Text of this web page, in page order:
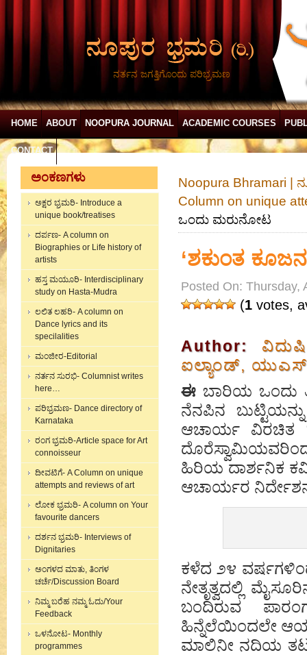
ನರ್ತನ ಜಗತ್ತಿಗೊಂದು ಪರಿಭ್ರಮಣ
HOME ABOUT NOOPURA JOURNAL ACADEMIC COURSES
CONTACT
ಅಂಕಣಗಳು
ಅಕ್ಷರ ಭ್ರಮರಿ- Introduce a
unique book/treatises
ದರ್ಪಣ- A column on
Biographies or Life history of
artists
ಹಸ್ತ ಮಯೂರಿ- Interdisciplinary
study on Hasta-Mudra
ಲಲಿತ ಲಹರಿ- A column on
Dance lyrics and its
specilalities
ಮಂಜೀರ-Editorial
ನರ್ತನ ಸುರಭಿ- Columnist writes
here…
ಪರಿಭ್ರಮಣ- Dance directory of
Karnataka
ರಂಗ ಭ್ರಮರಿ-Article space for Art
connoisseur
ದೀವಟಿಗೆ- A Column on unique
attempts and reviews of art
ಲೋಕ ಭ್ರಮರಿ- A column on Your
favourite dancers
ದರ್ಶನ ಭ್ರಮರಿ- Interviews of
Dignitaries
ಅಂಗಳದ ಮಾತು, ತಿಂಗಳ
ಚರ್ಚೆ/Discussion Board
ನಿಮ್ಮ ಬರೆಹ ನಮ್ಮ ಓದು/Your
Feedback
ಒಳನೋಟ- Monthly
programmes
Noopura Bhramari |
Column on unique
ಒಂದು ಮರುನೋಟ
‘ಶಕುಂತ
Posted On: Thursday,
(1votes,
Author:
ಐಲ್ಯಾಂಡ್,
ಈಬಾರಿಯ ಒಂದು
ನೆನಪಿನ
ಆಚಾರ್ಯ ವಿರಚಿತ
ದೊರೆಸ್ವಾಮಿಯವರಿಂದ
ಹಿರಿಯ ದಾರ್ಶನಿಕ ಕವಿ
ಆಚಾರ್ಯರ
ಕಳೆದ ೨೪
ನೇತೃತ್ವದಲ್ಲಿ
ಬಂದಿರುವ
ಹಿನ್ನೆಲೆಯಿಂದಲೇ
ಮಾಲಿನೀ ನದಿಯ